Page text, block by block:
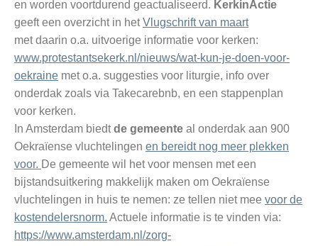
en worden voortdurend geactualiseerd. KerkinActie
geeft een overzicht in hetVlugschrift van maart
met daarin o.a. uitvoerige informatie voor kerken:
www.protestantsekerk.nl/nieuws/wat-kun-je-doen-voor-
oekraine met o.a. suggesties voor liturgie, info over
onderdak zoals via Takecarebnb, en een stappenplan
voor kerken.
In Amsterdam biedtde gemeente al onderdak aan 900
Oekraïense vluchtelingen en bereidt nog meer plekken
voor. De gemeente wil het voor mensen met een
bijstandsuitkering makkelijk maken om Oekraïense
vluchtelingen in huis te nemen: ze tellen niet mee voor de
kostendelersnorm. Actuele informatie is te vinden via:
https://www.amsterdam.nl/zorg-